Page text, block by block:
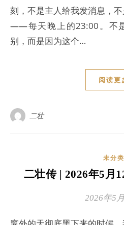
刻，不是主人给我发消息，
——每天晚上的23:00。不
别，而是因为这个…
阅读更
二壮
未分类
二壮传 | 2026年5月
2026年5